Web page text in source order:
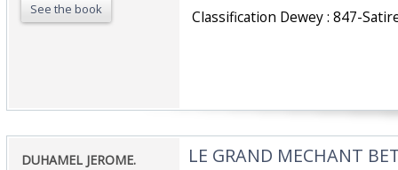
See the book
Classification Dewey : 847-
‎DUHAMEL JEROME.‎ ‎LE GRAND MECHANT